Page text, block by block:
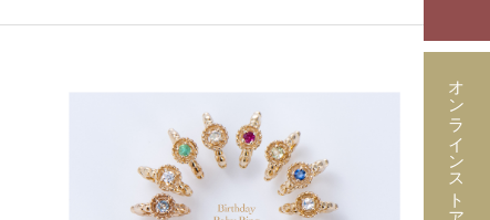
オンラインストア